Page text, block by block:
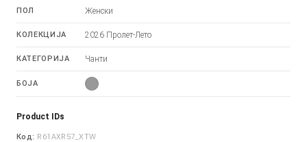
ПОЛ Женски
КОЛЕКЦИЈА 2026 Пролет-Лето
КАТЕГОРИЈА Чанти
БОЈА
Product IDs
Код: R61AXR57_XTW